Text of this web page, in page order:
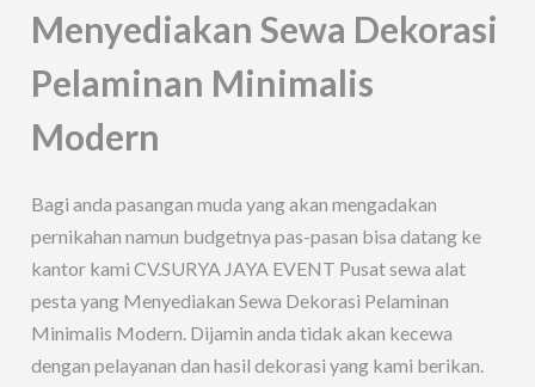
Menyediakan Sewa Dekorasi
Pelaminan Minimalis
Modern
Bagi anda pasangan muda yang akan mengadakan
pernikahan namun budgetnya pas-pasan bisa datang ke
kantor kami CV.SURYA JAYA EVENT Pusat sewa alat
pesta yang Menyediakan Sewa Dekorasi Pelaminan
Minimalis Modern. Dijamin anda tidak akan kecewa
dengan pelayanan dan hasil dekorasi yang kami berikan.